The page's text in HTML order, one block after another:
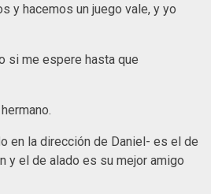
y hacemos un juego vale, y yo
si me espere hasta que
en la dirección de Daniel- es el de
y el de alado es su mejor amigo